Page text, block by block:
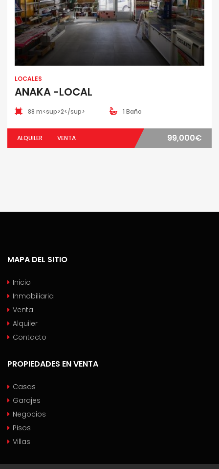
LOCALES
ANAKA -LOCAL
88 m<sup>2</sup> 1 Baño
ALQUILER VENTA 99,000€
MAPA DEL SITIO
Inicio
Inmobiliaria
Venta
Alquiler
Contacto
PROPIEDADES EN VENTA
Casas
Garajes
Negocios
Pisos
Villas